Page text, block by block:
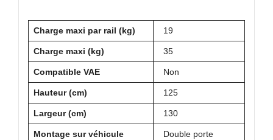
Charge maxi par rail (kg) 19
Charge maxi (kg) 35
Compatible VAE Non
Hauteur (cm) 125
Largeur (cm) 130
Montage sur véhicule Double porte